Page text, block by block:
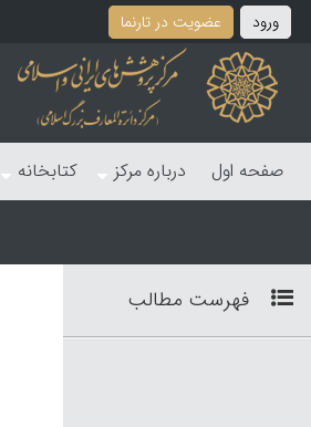
ورود عضویت در تارنما
صفحه اول درباره مرکز کتابخانه
فهرست مطالب